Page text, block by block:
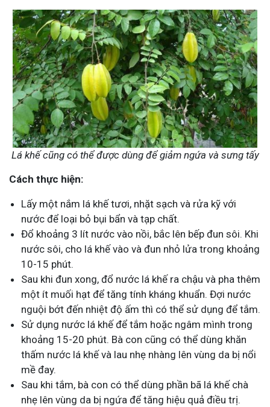
Lá khế cũng có thể được dùng để giảm ngứa và sưng tấy
Cách thực hiện:
Lấy một nắm lá khế tươi, nhặt sạch và rửa kỹ với
nước để loại bỏ bụi bẩn và tạp chất.
Đổ khoảng 3 lít nước vào nồi, bắc lên bếp đun sôi. Khi
nước sôi, cho lá khế vào và đun nhỏ lửa trong khoảng
10-15 phút.
Sau khi đun xong, đổ nước lá khế ra chậu và pha thêm
một ít muối hạt để tăng tính kháng khuẩn. Đợi nước
nguội bớt đến nhiệt độ ấm thì có thể sử dụng để tắm.
Sử dụng nước lá khế để tắm hoặc ngâm mình trong
khoảng 15-20 phút. Bà con cũng có thể dùng khăn
thấm nước lá khế và lau nhẹ nhàng lên vùng da bị nổi
mề đay.
Sau khi tắm, bà con có thể dùng phần bã lá khế chà
nhẹ lên vùng da bị ngứa để tăng hiệu quả điều trị.